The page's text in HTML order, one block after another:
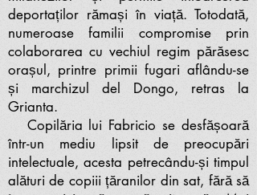
deportaților rămași în viață. Totodată,
numeroase familii compromise prin
colaborarea cu vechiul regim părăsesc
orașul, printre primii fugari aflându-se
și marchizul del Dongo, retras la
Grianta.
Copilăria lui Fabricio se desfășoară
într-un mediu lipsit de preocupări
intelectuale, acesta petrecându-și timpul
alături de copiii țăranilor din sat, fără să